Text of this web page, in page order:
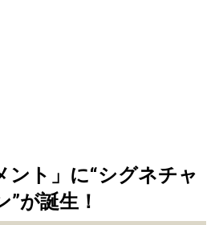
ント」に“シグネチャ
が誕生！